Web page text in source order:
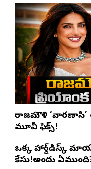
రాజమౌళి ‘వారణాసి’
మూవీ ఫిక్స్!
ఒక్క హార్డ్‌డిస్క్
కేసు!అందులో